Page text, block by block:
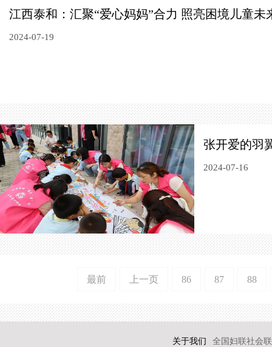
江西泰和：汇聚“爱心妈妈”合力 照亮困境儿童未
2024-07-19
张开爱的羽
2024-07-16
最前 上一页 86 87 88
关于我们 全国妇联社会